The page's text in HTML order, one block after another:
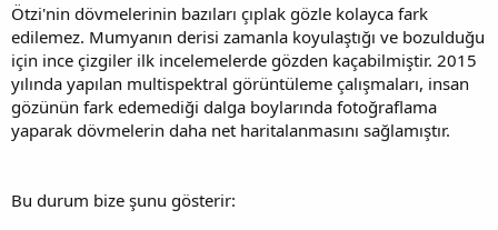
Ötzi'nin dövmelerinin bazıları çıplak gözle kolayca fark
edilemez. Mumyanın derisi zamanla koyulaştığı ve bozulduğu
için ince çizgiler ilk incelemelerde gözden kaçabilmiştir. 2015
yılında yapılan multispektral görüntüleme çalışmaları, insan
gözünün fark edemediği dalga boylarında fotoğraflama
yaparak dövmelerin daha net haritalanmasını sağlamıştır.
Bu durum bize şunu gösterir: